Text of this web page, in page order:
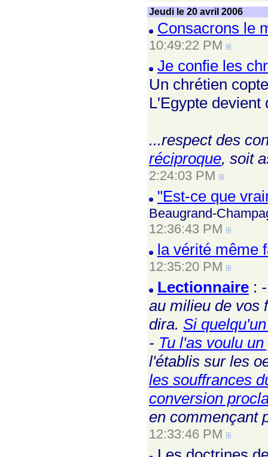
Jeudi le 20 avril 2006
Consacrons le
10:49:22 PM
Je confie les
Un chrétien
L'Egypte devient
...respect des
réciproque, soit
2:24:03 PM
"Est-ce que
Beaugrand-
12:36:43 PM
la vérité même
12:35:20 PM
Lectionnaire :
au milieu de vos
dira. Si
- Tu l'as voulu
l'établis sur les
les souffrances
conversion
en commençant
12:33:46 PM